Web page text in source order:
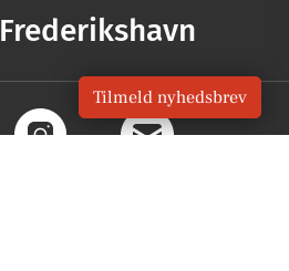
Frederikshavn
Tilmeld nyhedsbrev